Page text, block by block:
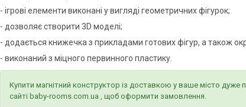
- ігрові елементи виконані у вигляді геометричних фігурок;
- дозволяє створити 3D моделі;
- додається книжечка з прикладами готових фігур, а також
- виконаний з міцного первинного пластику.
Купити магнітний конструктор із доставкою у ваше місто
сайті baby-rooms.com.ua , щоб оформити замовлення.